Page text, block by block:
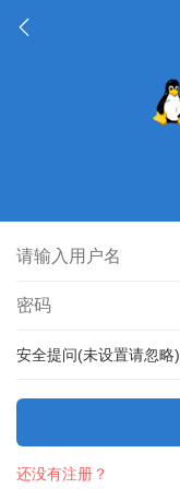
安全提问(未设置请忽略)
还没有注册？